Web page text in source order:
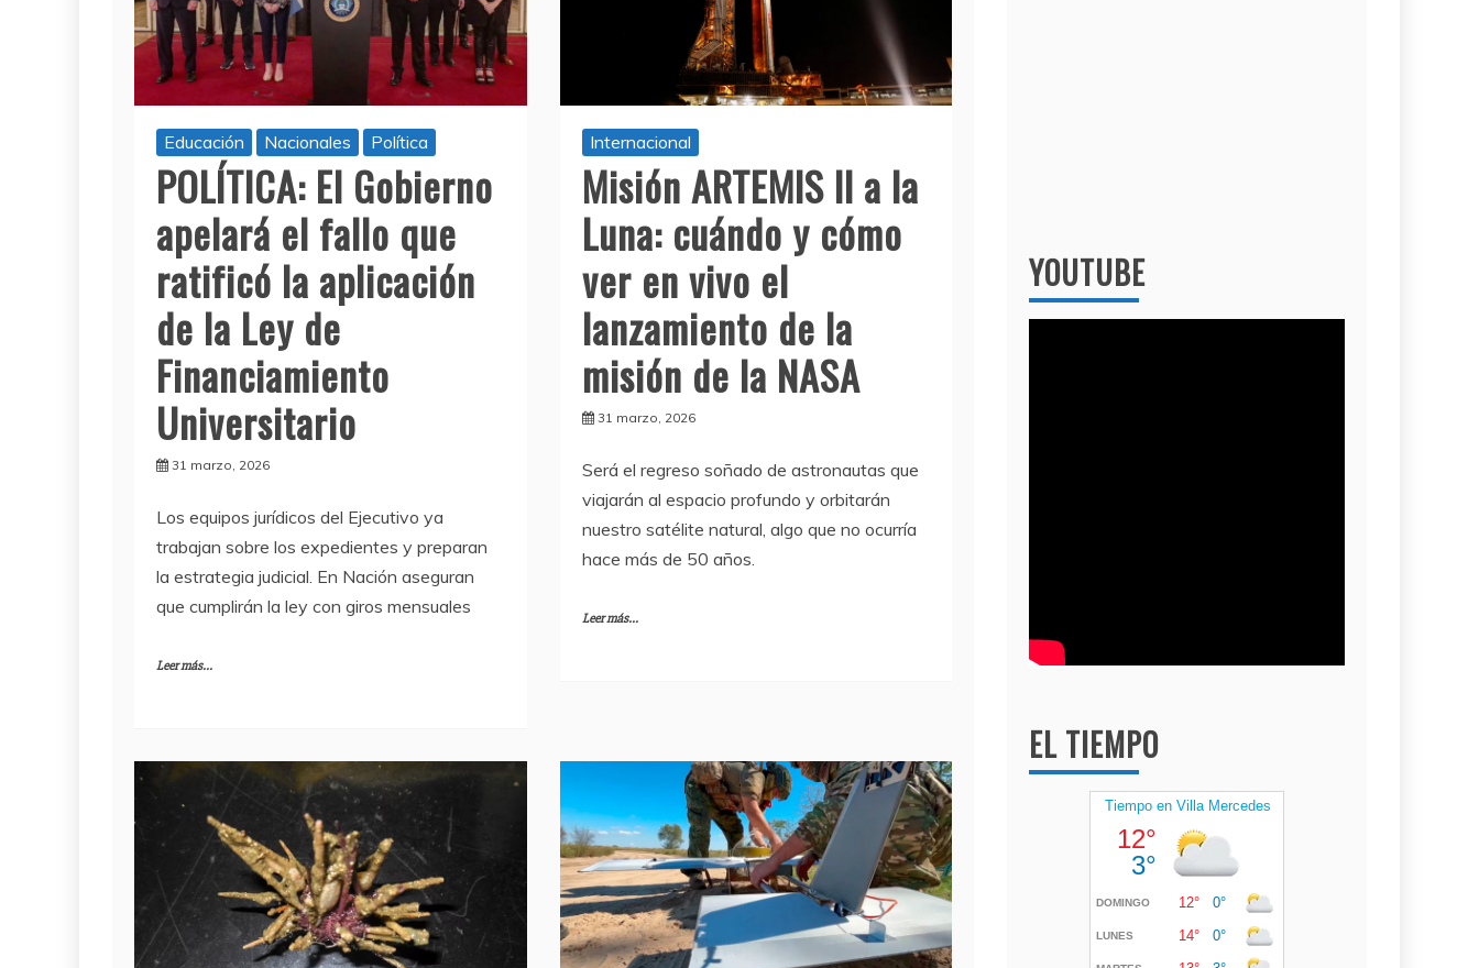
Educación Nacionales Política
POLÍTICA: El Gobierno
apelará el fallo que
ratificó la aplicación
de la Ley de
Financiamiento
Universitario
31 marzo, 2026
Los equipos jurídicos del Ejecutivo ya
trabajan sobre los expedientes y preparan
la estrategia judicial. En Nación aseguran
que cumplirán la ley con giros mensuales
Leer más...
Internacional
Misión ARTEMIS II a la
Luna: cuándo y cómo
ver en vivo el
lanzamiento de la
misión de la NASA
31 marzo, 2026
Será el regreso soñado de astronautas que
viajarán al espacio profundo y orbitarán
nuestro satélite natural, algo que no ocurría
hace más de 50 años.
Leer más...
YOUTUBE
EL TIEMPO